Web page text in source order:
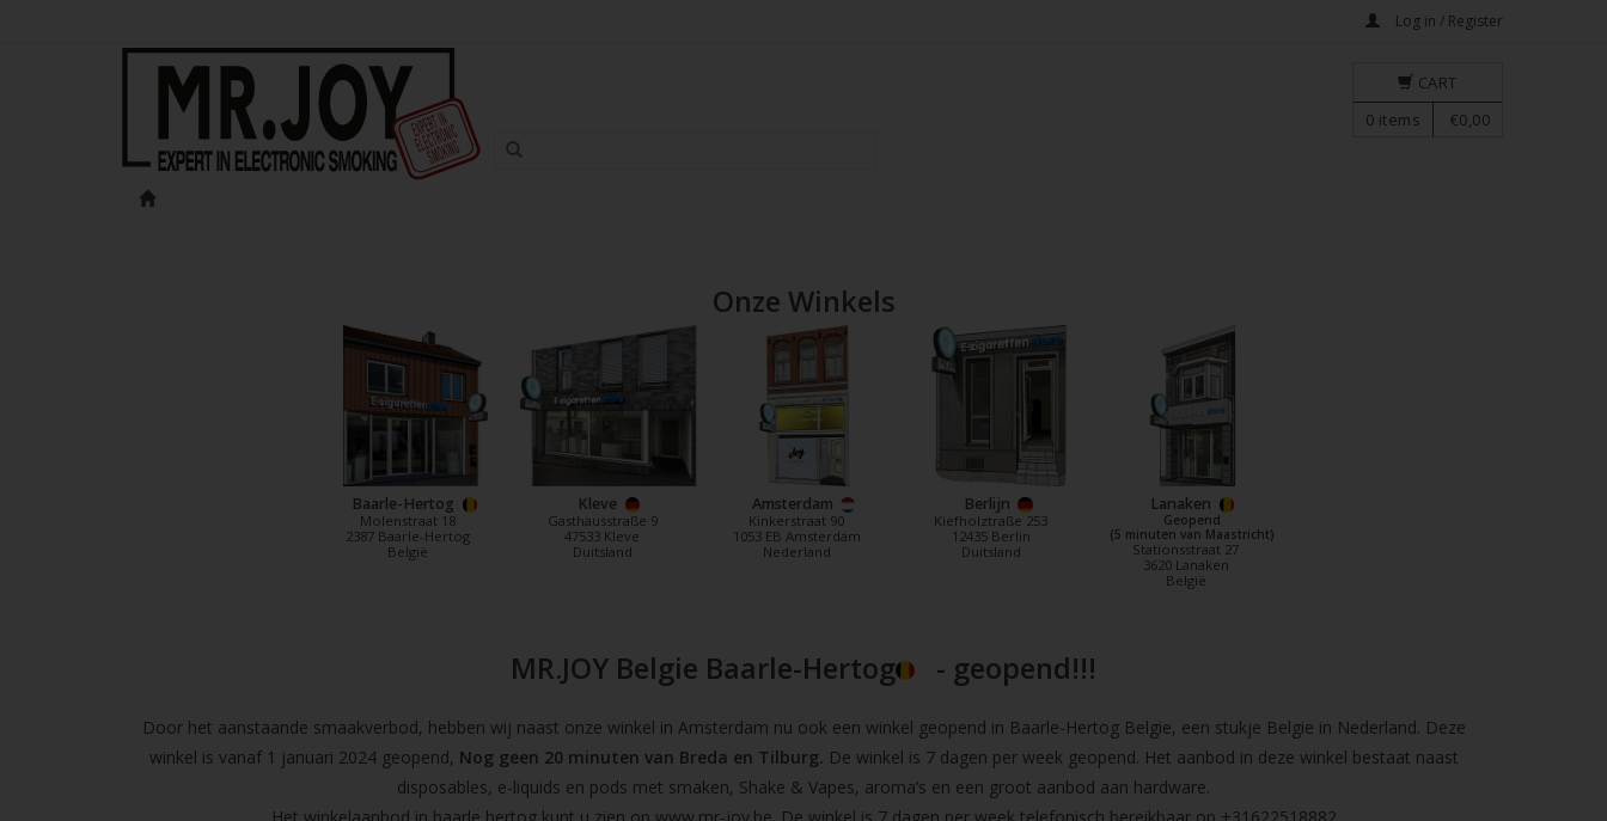
Log in / Register
CART
0 items €0,00
Onze Winkels
Baarle-Hertog
Molenstraat 18
2387 Baarle-Hertog
België
Kleve
Gasthausstraße 9
47533 Kleve
Duitsland
Amsterdam
Kinkerstraat 90
1053 EB Amsterdam
Nederland
Berlijn
Kiefholztraße 253
12435 Berlin
Duitsland
Lanaken
Geopend
(5 minuten van Maastricht)
Stationsstraat 27
3620 Lanaken
België
MR.JOY Belgie Baarle-Hertog - geopend!!!
Door het aanstaande smaakverbod, hebben wij naast onze winkel in Amsterdam nu ook een winkel geopend in Baarle-Hertog Belgie, een stukje Belgie in Nederland. Deze
winkel is vanaf 1 januari 2024 geopend, Nog geen 20 minuten van Breda en Tilburg. De winkel is 7 dagen per week geopend. Het aanbod in deze winkel bestaat naast
disposables, e-liquids en pods met smaken, Shake & Vapes, aroma’s en een groot aanbod aan hardware.